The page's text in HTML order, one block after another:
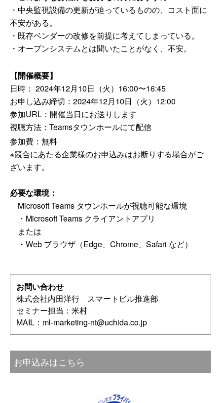
・中央監視設備の更新が迫っているものの、コスト面に
不安がある。
・既存ベンダーの改修を前提に考えてしまっている。
・オープンシステムとは聞いたことがなく、不安。
【開催概要】
日時： 2024年12月10日（火）16:00〜16:45
お申し込み締切：2024年12月10日（火）12:00
参加URL：開催当日にお送りします
視聴方法：Teamsタウンホールにて配信
参加費： 無料
※競合にあたる企業様のお申込みはお断りする場合がご
ざいます。
必要な環境：
Microsoft Teams タウンホールが視聴可能な環境
・Microsoft Teams クライアントアプリ
または
・Web ブラウザ（Edge、Chrome、Safari など）
お問い合わせ
株式会社内田洋行 スマートビル推進部
セミナー担当：米村
MAIL： ml-marketing-nt@uchida.co.jp
お申込みはこちら